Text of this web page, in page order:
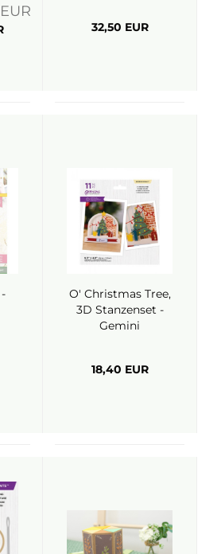
32,50 EUR
O' Christmas Tree,
3D Stanzenset -
Gemini
18,40 EUR